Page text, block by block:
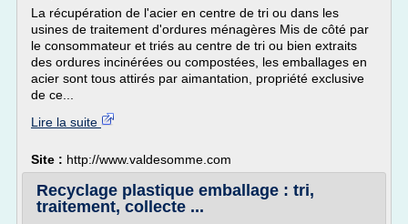
La récupération de l'acier en centre de tri ou dans les
usines de traitement d'ordures ménagères Mis de côté par
le consommateur et triés au centre de tri ou bien extraits
des ordures incinérées ou compostées, les emballages en
acier sont tous attirés par aimantation, propriété exclusive
de ce...
Lire la suite
Site : http://www.valdesomme.com
Recyclage plastique emballage : tri,
traitement, collecte ...